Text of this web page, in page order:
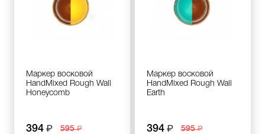
Маркер восковой
HandMixed Rough Wall
Honeycomb
394 595
Маркер восковой
HandMixed Rough Wall
Earth
394 595